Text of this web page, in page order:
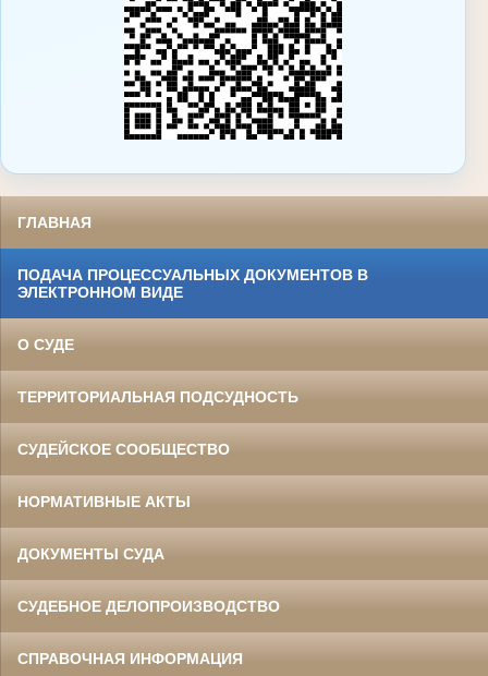
ГЛАВНАЯ
ПОДАЧА ПРОЦЕССУАЛЬНЫХ ДОКУМЕНТОВ В
ЭЛЕКТРОННОМ ВИДЕ
О СУДЕ
ТЕРРИТОРИАЛЬНАЯ ПОДСУДНОСТЬ
СУДЕЙСКОЕ СООБЩЕСТВО
НОРМАТИВНЫЕ АКТЫ
ДОКУМЕНТЫ СУДА
СУДЕБНОЕ ДЕЛОПРОИЗВОДСТВО
СПРАВОЧНАЯ ИНФОРМАЦИЯ